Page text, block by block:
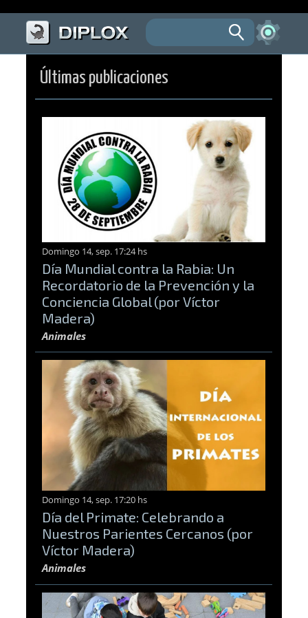
Últimas publicaciones
Domingo 14, sep. 17:24 hs
Día Mundial contra la Rabia: Un
Recordatorio de la Prevención y la
Conciencia Global (por Víctor
Madera)
Animales
Domingo 14, sep. 17:20 hs
Día del Primate: Celebrando a
Nuestros Parientes Cercanos (por
Víctor Madera)
Animales